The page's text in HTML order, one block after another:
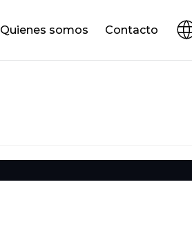
Quienes somos Contacto